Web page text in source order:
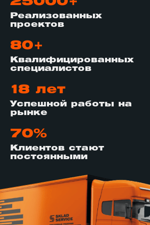
Реализованных
проектов
80+
Квалифицированных
специалистов
18 лет
Успешной работы на
рынке
70%
Клиентов стают
постоянными